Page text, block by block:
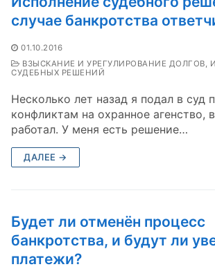
случае банкротства
01.10.2016
ВЗЫСКАНИЕ И УРЕГУЛИРОВАНИЕ ДОЛГОВ,
СУДЕБНЫХ РЕШЕНИЙ
Несколько лет назад я подал в суд
конфликтам на охранное агенство,
работал. У меня есть решение…
ДАЛЕЕ →
Будет ли отменён процесс
банкротства, и будут ли
платежи?